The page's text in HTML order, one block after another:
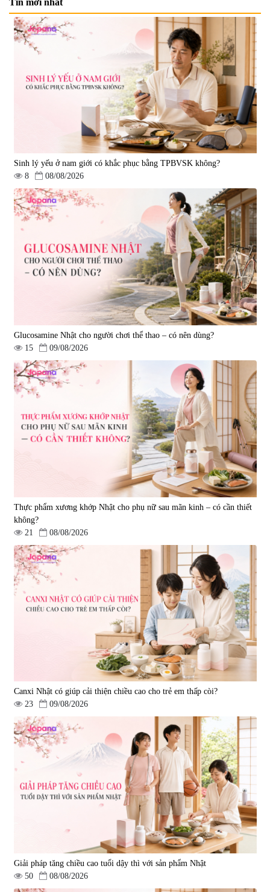
Viên uống bổ não Ribeto Shoji
57.920
1.450.000 đ
Viên nang uống cải thiện thị lực,
trí nhớ DHA + EPA + Flaxseed
Oil 30 viên/gói - Date 02/2027
|52.346
225.000 đ
Tẩy tế bào chết Nichiei Bussan
Nano NMN+ Peeling Gel
1.490.000 đ
Viên uống hỗ trợ bền thành
mạch, ngừa tai biến Elastin Plus
& Nattokinase Hokoen 80 viên
|0
980.000 đ
Viên uống bổ gan Ribeto Shoji
Hepaclean 60 viên
690.000 đ
Viên uống hỗ trợ cải thiện thoát
vị đĩa đệm Kyoto Has 30 viên
| 14.560
1.600.000 đ
Viên uống hỗ trợ giấc ngủ Fujina
Sleepy Nhật Bản 80 viên
580.000 đ
điều trị đột quỵ Biken Kinase
Gold 60 viên
|0
1.570.000 đ
Sinh lý yếu ở nam giới có khắc phục bằng TPBVSK không?
8
08/08/2026
Glucosamine Nhật cho người chơi thể thao – có nên dùng?
15
09/08/2026
Thực phẩm xương khớp Nhật cho phụ nữ sau mãn kinh – có cần thiết
không?
21
08/08/2026
Canxi Nhật có giúp cải thiện chiều cao cho trẻ em thấp còi?
23
09/08/2026
Giải pháp tăng chiều cao tuổi dậy thì với sản phẩm Nhật
50
08/08/2026